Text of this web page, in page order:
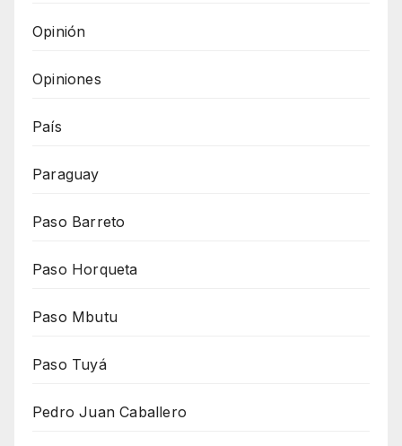
Opinión
Opiniones
País
Paraguay
Paso Barreto
Paso Horqueta
Paso Mbutu
Paso Tuyá
Pedro Juan Caballero